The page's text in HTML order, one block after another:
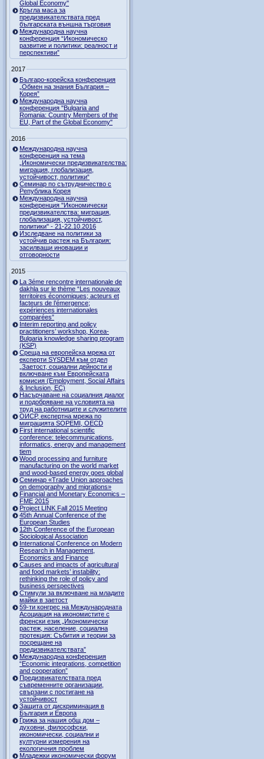
Global Economy"
Кръгла маса за
предизвикателствата пред
българската външна търговия
Международна научна
конференция “Икономическо
развитие и политики: реалност и
перспективи”
2017
Българо-корейска конференция
„Обмен на знания България –
Корея”
Международна научна
конференция "Bulgaria and
Romania: Country Members of the
EU, Part of the Global Economy"
2016
Международна научна
конференция на тема
„Икономически предизвикателства:
миграция, глобализация,
устойчивост, политики“
Семинар по сътрудничество с
Република Корея
Международна научна
конференция "Икономически
предизвикателства: миграция,
глобализация, устойчивост,
политики" - 21-22.10.2016
Изследване на политики за
устойчив растеж на България:
засилващи иновации и
отговорности
2015
La 3éme rencontre internationale de
dakhla sur le thème “Les nouveaux
territoires économiques; acteurs et
facteurs de l’émergence;
expériences internationales
comparées”
Interim reporting and policy
practitioners’ workshop, Korea-
Bulgaria knowledge sharing program
(KSP)
Среща на европейска мрежа от
експерти SYSDEM към отдел
„Заетост, социални дейности и
включване към Европейската
комисия (Employment, Social Affairs
& Inclusion, ЕС)
Насърчаване на социалния диалог
и подобряване на условията на
труд на работниците и служителите
ОИСР, експертна мрежа по
миграцията SOPEMI, OECD
First international scientific
conference: telecommunications,
informatics, energy and management
tiem
Wood processing and furniture
manufacturing on the world market
and wood-based energy goes global
Семинар «Trade Union approaches
on demography and migrations»
Financial and Monetary Economics –
FME 2015
Project LINK Fall 2015 Meeting
45th Annual Conference of the
European Studies
12th Conference of the European
Sociological Association
International Conference on Modern
Research in Management,
Economics and Finance
Causes and impacts of agricultural
and food markets’ instability:
rethinking the role of policy and
business perspectives
Стимули за включване на младите
майки в заетост
59-ти конгрес на Международната
Асоциация на икономистите с
френски език „Икономически
растеж, население, социална
протекция: Събития и теории за
посрещане на
предизвикателствата”
Международна конференция
“Economic integrations, competition
and cooperation”
Предизвикателствата пред
съвременните организации,
свързани с постигане на
устойчивост
Защита от дискриминация в
България и Европа
Грижа за нашия общ дом –
духовни, философски,
икономически, социални и
културни измерения на
екологичния проблем
Младежки икономически форум